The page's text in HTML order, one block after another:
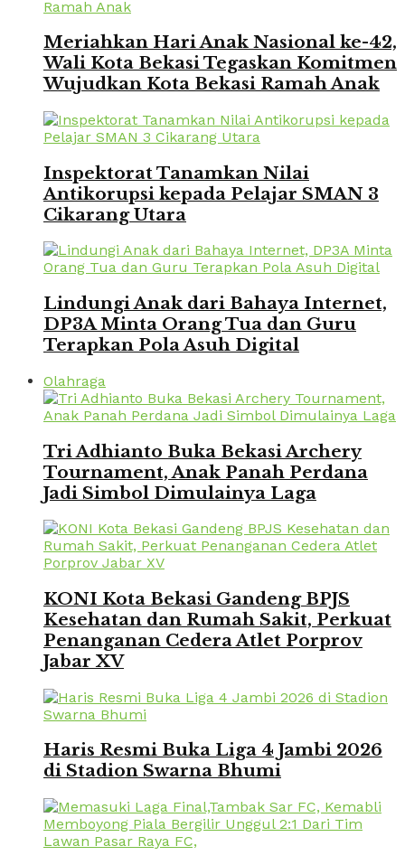
Meriahkan Hari Anak Nasional ke-42,
Wali Kota Bekasi Tegaskan Komitmen
Wujudkan Kota Bekasi Ramah Anak
Inspektorat Tanamkan Nilai
Antikorupsi kepada Pelajar SMAN 3
Cikarang Utara
Lindungi Anak dari Bahaya Internet,
DP3A Minta Orang Tua dan Guru
Terapkan Pola Asuh Digital
Olahraga
Tri Adhianto Buka Bekasi Archery
Tournament, Anak Panah Perdana
Jadi Simbol Dimulainya Laga
KONI Kota Bekasi Gandeng BPJS
Kesehatan dan Rumah Sakit, Perkuat
Penanganan Cedera Atlet Porprov
Jabar XV
Haris Resmi Buka Liga 4 Jambi 2026
di Stadion Swarna Bhumi